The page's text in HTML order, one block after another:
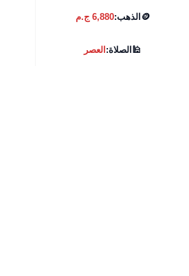
🪙 الذهب:6,880 ج.م
🕌الصلاة:العصر